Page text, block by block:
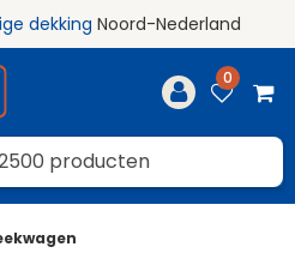
Noord-Nederland
0